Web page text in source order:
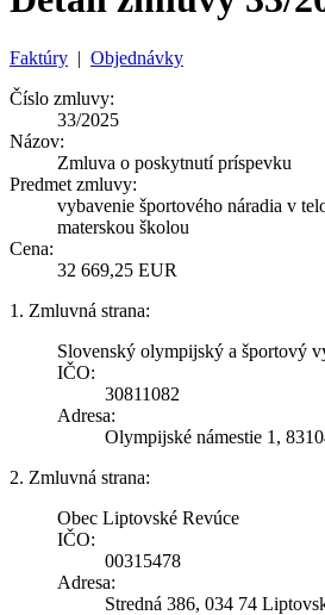
Faktúry | Objednávky
Číslo zmluvy:
33/2025
Názov:
Zmluva o poskytnutí príspevku
Predmet zmluvy:
vybavenie športového náradia v
materskou školou
Cena:
32 669,25 EUR
1. Zmluvná strana:
Slovenský olympijský a športový
IČO:
30811082
Adresa:
Olympijské námestie 1,
2. Zmluvná strana:
Obec Liptovské Revúce
IČO:
00315478
Adresa:
Stredná 386, 034 74